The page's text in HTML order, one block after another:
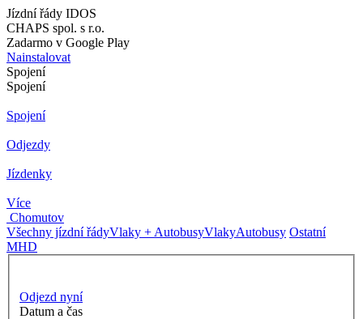
Jízdní řády IDOS
CHAPS spol. s r.o.
Zadarmo v Google Play
Nainstalovat
Spojení
Spojení
Spojení
Odjezdy
Jízdenky
Více
Chomutov
Všechny jízdní řádyVlaky + AutobusyVlakyAutobusy Ostatní
MHD
Odjezd nyní
Datum a čas